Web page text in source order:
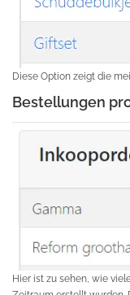
Diese Option zeigt die
Bestellungen
Hier ist zu sehen, wie